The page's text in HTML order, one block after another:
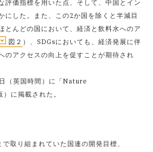
評価指標を用いた点、そして、中国とイン
にした。また、この2か国を除くと半減目
とんどの国において、経済と飲料水へのア
図２ ）、SDGsにおいても、経済発展に伴
のアクセスの向上を促すことが期待され
（英国時間）に「Nature
に掲載された。
取り組まれていた国連の開発目標、